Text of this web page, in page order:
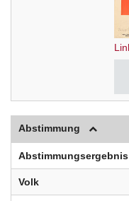
Abstimmung
Abstimmungsergebnis
Volk